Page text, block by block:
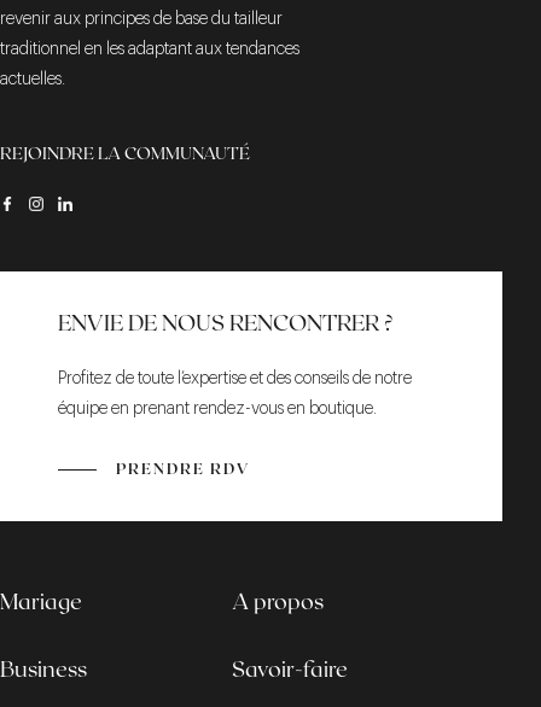
revenir aux principes de base du tailleur
traditionnel en les adaptant aux tendances
actuelles.
REJOINDRE LA COMMUNAUTÉ
ENVIE DE NOUS RENCONTRER ?
Profitez de toute l’expertise et des conseils de notre
équipe en prenant rendez-vous en boutique.
PRENDRE RDV
Mariage
Business
A propos
Savoir-faire